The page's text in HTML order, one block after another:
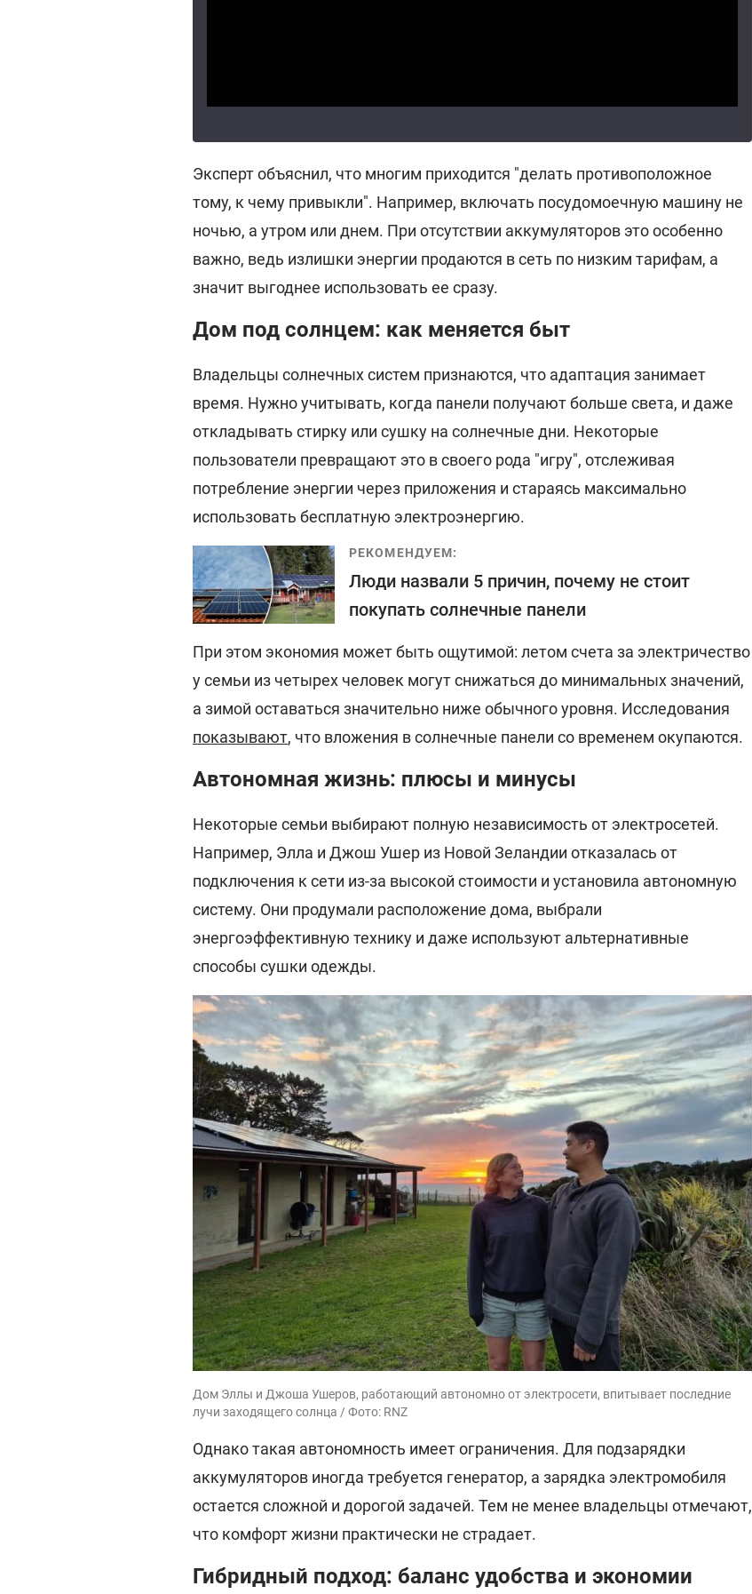
Эксперт объяснил, что многим приходится "делать противоположное
тому, к чему привыкли". Например, включать посудомоечную машину не
ночью, а утром или днем. При отсутствии аккумуляторов это особенно
важно, ведь излишки энергии продаются в сеть по низким тарифам, а
значит выгоднее использовать ее сразу.
Дом под солнцем: как меняется быт
Владельцы солнечных систем признаются, что адаптация занимает
время. Нужно учитывать, когда панели получают больше света, и даже
откладывать стирку или сушку на солнечные дни. Некоторые
пользователи превращают это в своего рода "игру", отслеживая
потребление энергии через приложения и стараясь максимально
использовать бесплатную электроэнергию.
РЕКОМЕНДУЕМ:
Люди назвали 5 причин, почему не стоит
покупать солнечные панели
При этом экономия может быть ощутимой: летом счета за электричество
у семьи из четырех человек могут снижаться до минимальных значений,
а зимой оставаться значительно ниже обычного уровня. Исследования
показывают, что вложения в солнечные панели со временем окупаются.
Автономная жизнь: плюсы и минусы
Некоторые семьи выбирают полную независимость от электросетей.
Например, Элла и Джош Ушер из Новой Зеландии отказалась от
подключения к сети из-за высокой стоимости и установила автономную
систему. Они продумали расположение дома, выбрали
энергоэффективную технику и даже используют альтернативные
способы сушки одежды.
Дом Эллы и Джоша Ушеров, работающий автономно от электросети, впитывает последние
лучи заходящего солнца / Фото: RNZ
Однако такая автономность имеет ограничения. Для подзарядки
аккумуляторов иногда требуется генератор, а зарядка электромобиля
остается сложной и дорогой задачей. Тем не менее владельцы отмечают,
что комфорт жизни практически не страдает.
Гибридный подход: баланс удобства и экономии